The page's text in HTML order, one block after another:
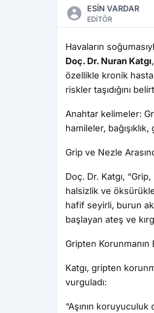
ESİN VARDAR
EDİTÖR
Havaların
Doç. Dr. Nuran Katgı
özellikle kronik
riskler taşıdığını
Anahtar kelimeler:
hamileler,
Grip ve Nezle
Doç. Dr. Katgı,
halsizlik ve
hafif seyirli, burun
başlayan ateş ve
Gripten Korunmanın
Katgı, gripten
vurguladı:
“Aşının